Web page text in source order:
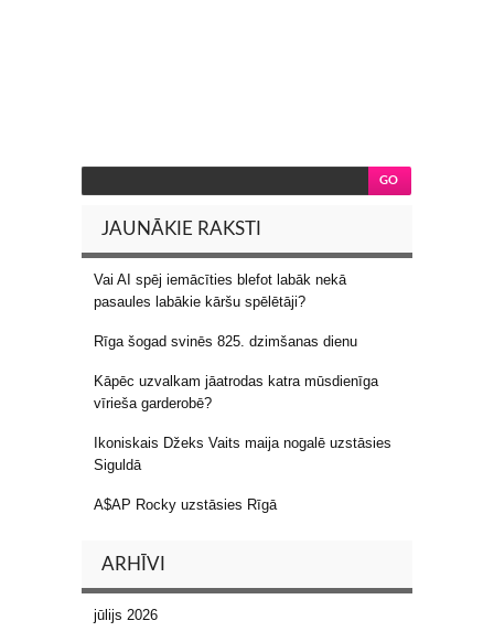
JAUNĀKIE RAKSTI
Vai AI spēj iemācīties blefot labāk nekā
pasaules labākie kāršu spēlētāji?
Rīga šogad svinēs 825. dzimšanas dienu
Kāpēc uzvalkam jāatrodas katra mūsdienīga
vīrieša garderobē?
Ikoniskais Džeks Vaits maija nogalē uzstāsies
Siguldā
A$AP Rocky uzstāsies Rīgā
ARHĪVI
jūlijs 2026